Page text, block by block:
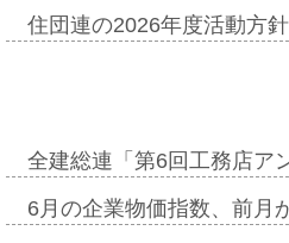
住団連の2026年度活動方
全建総連「第6回工務店ア
6月の企業物価指数、前